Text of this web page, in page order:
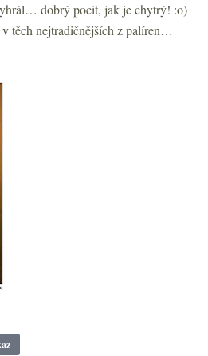
dobrý pocit, jak je chytrý! :o)
těch nejtradičnějších z palíren…